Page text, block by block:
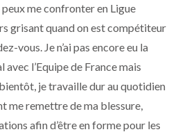
me confronter en Ligue
grisant quand on est compétiteur
vous. Je n’ai pas encore eu la
l’Equipe de France mais
je travaille dur au quotidien
me remettre de ma blessure,
afin d’être en forme pour les